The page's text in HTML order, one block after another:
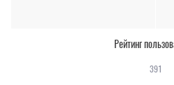
Рейтинг
391